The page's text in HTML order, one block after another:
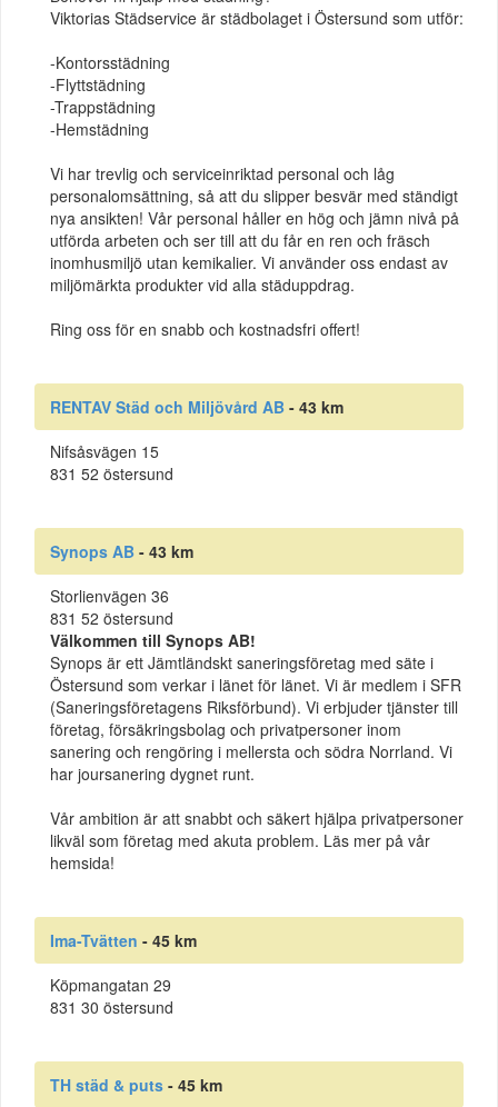
Viktorias Städservice är städbolaget i Östersund som utför:
-Kontorsstädning
-Flyttstädning
-Trappstädning
-Hemstädning
Vi har trevlig och serviceinriktad personal och låg
personalomsättning, så att du slipper besvär med ständigt
nya ansikten! Vår personal håller en hög och jämn nivå på
utförda arbeten och ser till att du får en ren och fräsch
inomhusmiljö utan kemikalier. Vi använder oss endast av
miljömärkta produkter vid alla städuppdrag.
Ring oss för en snabb och kostnadsfri offert!
RENTAV Städ och Miljövård AB - 43 km
Nifsåsvägen 15
831 52 östersund
Synops AB - 43 km
Storlienvägen 36
831 52 östersund
Välkommen till Synops AB!
Synops är ett Jämtländskt saneringsföretag med säte i
Östersund som verkar i länet för länet. Vi är medlem i SFR
(Saneringsföretagens Riksförbund). Vi erbjuder tjänster till
företag, försäkringsbolag och privatpersoner inom
sanering och rengöring i mellersta och södra Norrland. Vi
har joursanering dygnet runt.
Vår ambition är att snabbt och säkert hjälpa privatpersoner
likväl som företag med akuta problem. Läs mer på vår
hemsida!
Ima-Tvätten - 45 km
Köpmangatan 29
831 30 östersund
TH städ & puts - 45 km